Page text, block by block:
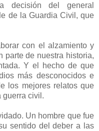
decisión del general
de la Guardia Civil, que
con el alzamiento y
parte de nuestra historia,
Y el hecho de que
más desconocidos e
los mejores relatos que
guerra civil.
Un hombre que fue
sentido del deber a las